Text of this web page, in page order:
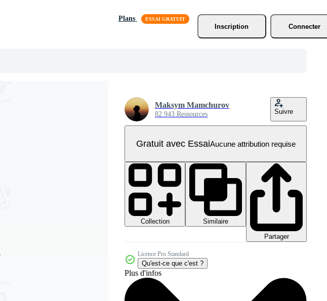
Plans
Inscription
Connecter
Maksym Mamchurov
82 943 Ressources Suivre
Gratuit avec EssaiAucune attribution requise
Collection
Similaire
Partager
Licence Pro Standard
Qu'est-ce que c'est ?
Plus d'infos